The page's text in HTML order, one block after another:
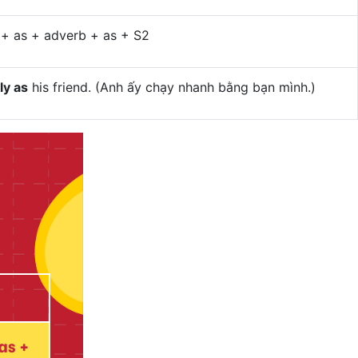
as + adverb + as + S2
as his friend. (Anh ấy chạy nhanh bằng bạn mình.)